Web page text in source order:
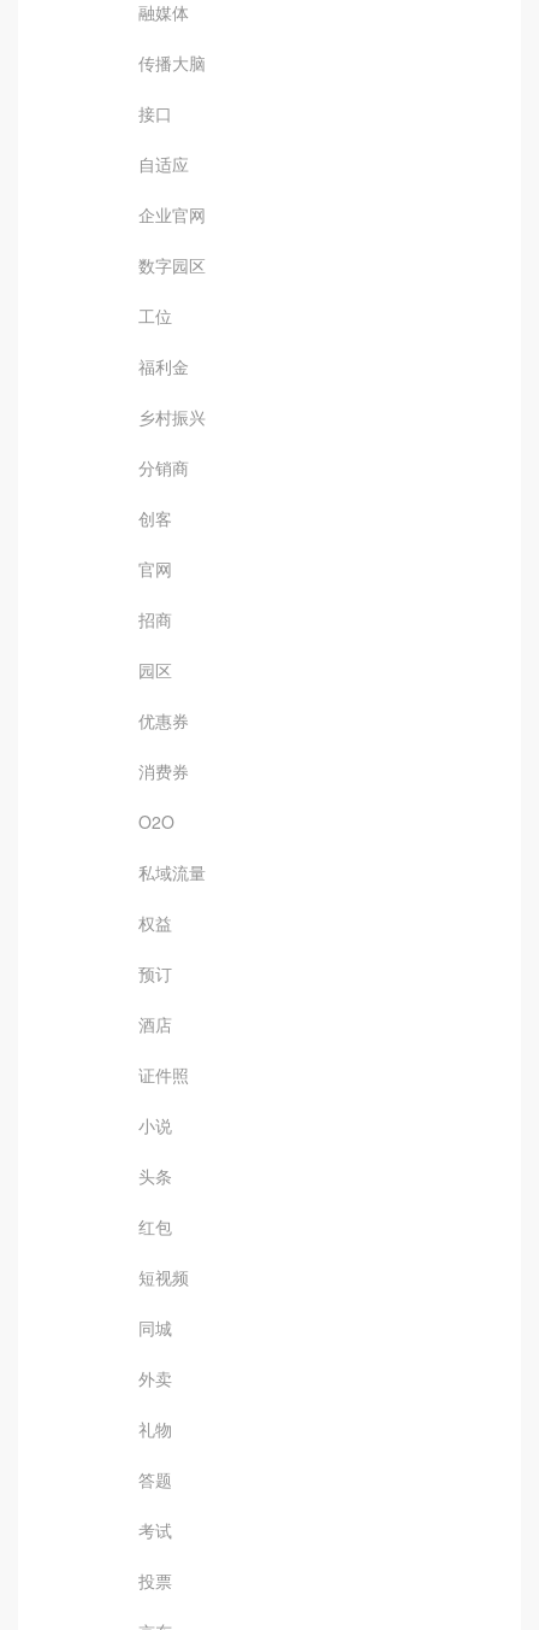
融媒体
传播大脑
接口
自适应
企业官网
数字园区
工位
福利金
乡村振兴
分销商
创客
官网
招商
园区
优惠券
消费券
O2O
私域流量
权益
预订
酒店
证件照
小说
头条
红包
短视频
同城
外卖
礼物
答题
考试
投票